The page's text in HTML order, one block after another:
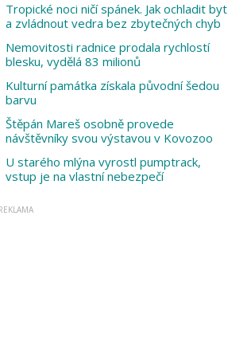
Tropické noci ničí spánek. Jak ochladit byt
a zvládnout vedra bez zbytečných chyb
Nemovitosti radnice prodala rychlostí
blesku, vydělá 83 milionů
Kulturní památka získala původní šedou
barvu
Štěpán Mareš osobně provede
návštěvníky svou výstavou v Kovozoo
U starého mlýna vyrostl pumptrack,
vstup je na vlastní nebezpečí